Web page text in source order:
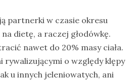
partnerki w czasie okresu
dietę, a raczej głodówkę.
nawet do 20% masy ciała.
rywalizującymi o względy klępy
u innych jeleniowatych, ani